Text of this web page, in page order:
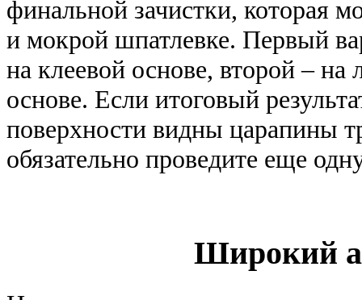
финальной зачистки, которая
и мокрой шпатлевке. Первый
на клеевой основе, второй –
основе. Если итоговый
поверхности видны царапины
обязательно проведите еще
Широкий